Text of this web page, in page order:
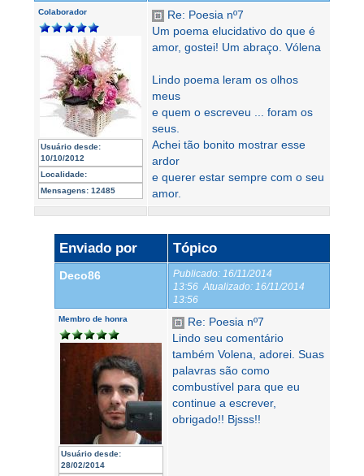
Colaborador
Usuário desde:
10/10/2012
Localidade:
Mensagens: 12485
Re: Poesia nº7
Um poema elucidativo do que é
amor, gostei! Um abraço. Vólena
Lindo poema leram os olhos
meus
e quem o escreveu ... foram os
seus.
Achei tão bonito mostrar esse
ardor
e querer estar sempre com o seu
amor.
Enviado por Tópico
Deco86 Publicado: 16/11/2014
13:56 Atualizado: 16/11/2014
13:56
Membro de honra
Usuário desde:
28/02/2014
Re: Poesia nº7
Lindo seu comentário
também Volena, adorei. Suas
palavras são como
combustível para que eu
continue a escrever,
obrigado!! Bjsss!!